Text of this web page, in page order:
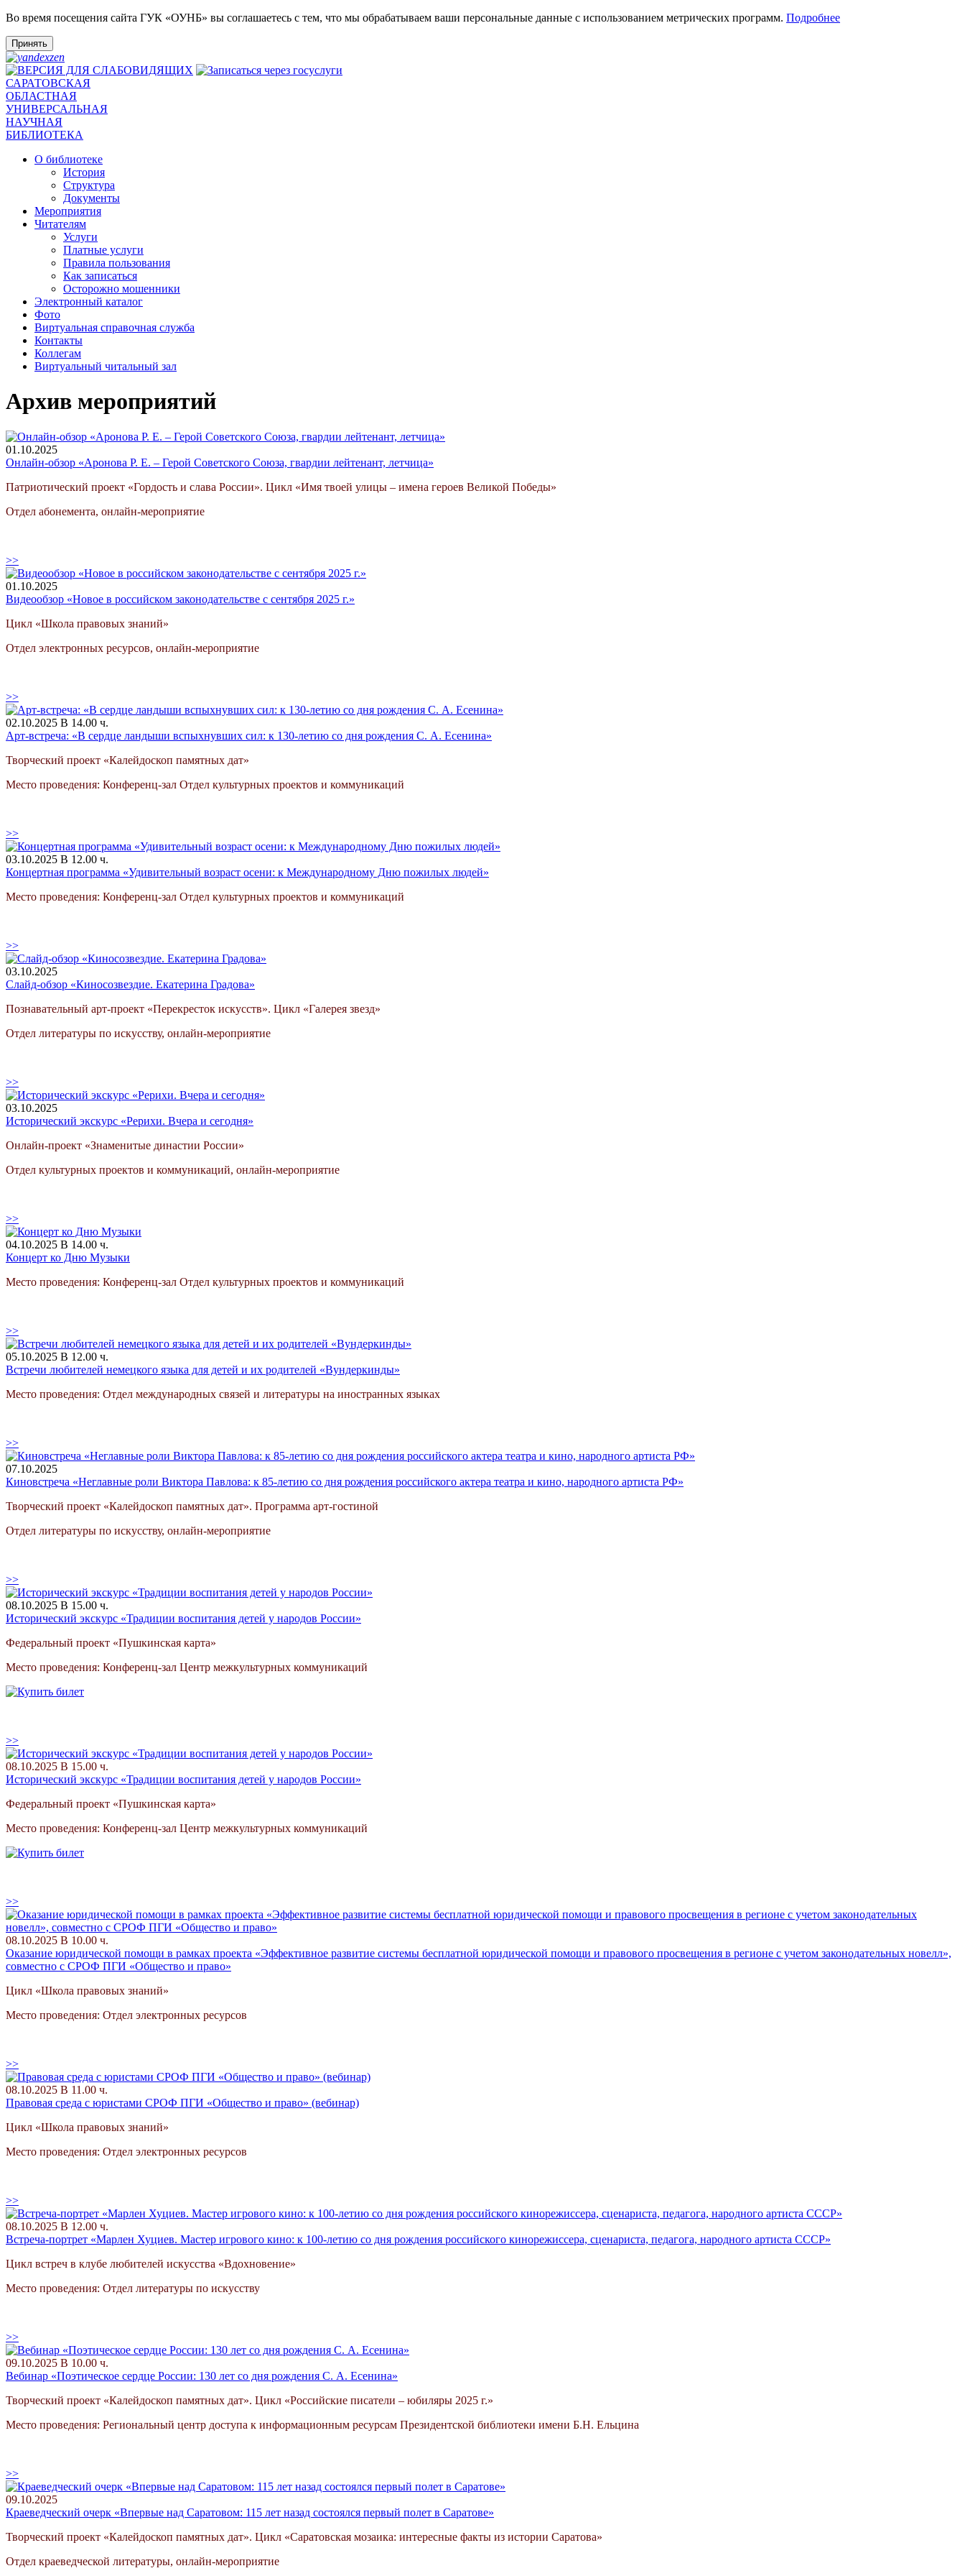
Во время посещения сайта ГУК «ОУНБ» вы соглашаетесь с тем, что мы обрабатываем ваши персональные данные с использованием метрических программ. Подробнее
Принять
САРАТОВСКАЯ
ОБЛАСТНАЯ
УНИВЕРСАЛЬНАЯ
НАУЧНАЯ
БИБЛИОТЕКА
О библиотеке
История
Структура
Документы
Мероприятия
Читателям
Услуги
Платные услуги
Правила пользования
Как записаться
Осторожно мошенники
Электронный каталог
Фото
Виртуальная справочная служба
Контакты
Коллегам
Виртуальный читальный зал
Архив мероприятий
01.10.2025
Онлайн-обзор «Аронова Р. Е. – Герой Советского Союза, гвардии лейтенант, летчица»
Патриотический проект «Гордость и слава России». Цикл «Имя твоей улицы – имена героев Великой Победы»
Отдел абонемента, онлайн-мероприятие
>>
01.10.2025
Видеообзор «Новое в российском законодательстве с сентября 2025 г.»
Цикл «Школа правовых знаний»
Отдел электронных ресурсов, онлайн-мероприятие
>>
02.10.2025 В 14.00 ч.
Арт-встреча: «В сердце ландыши вспыхнувших сил: к 130-летию со дня рождения С. А. Есенина»
Творческий проект «Калейдоскоп памятных дат»
Место проведения: Конференц-зал Отдел культурных проектов и коммуникаций
>>
03.10.2025 В 12.00 ч.
Концертная программа «Удивительный возраст осени: к Международному Дню пожилых людей»
Место проведения: Конференц-зал Отдел культурных проектов и коммуникаций
>>
03.10.2025
Слайд-обзор «Киносозвездие. Екатерина Градова»
Познавательный арт-проект «Перекресток искусств». Цикл «Галерея звезд»
Отдел литературы по искусству, онлайн-мероприятие
>>
03.10.2025
Исторический экскурс «Рерихи. Вчера и сегодня»
Онлайн-проект «Знаменитые династии России»
Отдел культурных проектов и коммуникаций, онлайн-мероприятие
>>
04.10.2025 В 14.00 ч.
Концерт ко Дню Музыки
Место проведения: Конференц-зал Отдел культурных проектов и коммуникаций
>>
05.10.2025 В 12.00 ч.
Встречи любителей немецкого языка для детей и их родителей «Вундеркинды»
Место проведения: Отдел международных связей и литературы на иностранных языках
>>
07.10.2025
Киновстреча «Неглавные роли Виктора Павлова: к 85-летию со дня рождения российского актера театра и кино, народного артиста РФ»
Творческий проект «Калейдоскоп памятных дат». Программа арт-гостиной
Отдел литературы по искусству, онлайн-мероприятие
>>
08.10.2025 В 15.00 ч.
Исторический экскурс «Традиции воспитания детей у народов России»
Федеральный проект «Пушкинская карта»
Место проведения: Конференц-зал Центр межкультурных коммуникаций
>>
08.10.2025 В 15.00 ч.
Исторический экскурс «Традиции воспитания детей у народов России»
Федеральный проект «Пушкинская карта»
Место проведения: Конференц-зал Центр межкультурных коммуникаций
>>
08.10.2025 В 10.00 ч.
Оказание юридической помощи в рамках проекта «Эффективное развитие системы бесплатной юридической помощи и правового просвещения в регионе с учетом законодательных новелл»,
совместно с СРОФ ПГИ «Общество и право»
Цикл «Школа правовых знаний»
Место проведения: Отдел электронных ресурсов
>>
08.10.2025 В 11.00 ч.
Правовая среда с юристами СРОФ ПГИ «Общество и право» (вебинар)
Цикл «Школа правовых знаний»
Место проведения: Отдел электронных ресурсов
>>
08.10.2025 В 12.00 ч.
Встреча-портрет «Марлен Хуциев. Мастер игрового кино: к 100-летию со дня рождения российского кинорежиссера, сценариста, педагога, народного артиста СССР»
Цикл встреч в клубе любителей искусства «Вдохновение»
Место проведения: Отдел литературы по искусству
>>
09.10.2025 В 10.00 ч.
Вебинар «Поэтическое сердце России: 130 лет со дня рождения С. А. Есенина»
Творческий проект «Калейдоскоп памятных дат». Цикл «Российские писатели – юбиляры 2025 г.»
Место проведения: Региональный центр доступа к информационным ресурсам Президентской библиотеки имени Б.Н. Ельцина
>>
09.10.2025
Краеведческий очерк «Впервые над Саратовом: 115 лет назад состоялся первый полет в Саратове»
Творческий проект «Калейдоскоп памятных дат». Цикл «Саратовская мозаика: интересные факты из истории Саратова»
Отдел краеведческой литературы, онлайн-мероприятие